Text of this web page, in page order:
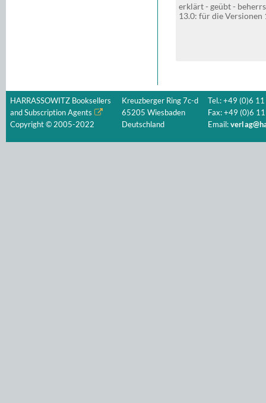
erklärt - geübt -
13.0: für die Versionen
HARRASSOWITZ Booksellers
and Subscription Agents
Copyright © 2005-2022
Kreuzberger Ring 7c-d
65205 Wiesbaden
Deutschland
Tel.: +49 (0)6
Fax: +49 (0)6
Email: